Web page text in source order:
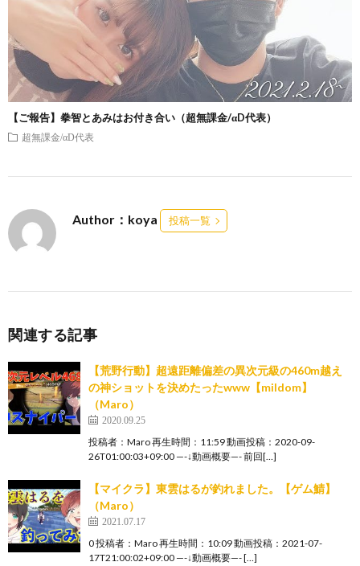
【ご報告】拳智とあみはお付き合い（超無課金/αD代表）
超無課金/αD代表
Author：koya 投稿一覧
関連する記事
【荒野行動】超遠距離偏差の異次元級の460m越え
の神ショットを決めたったwww【mildom】
（Maro）
2020.09.25
投稿者：Maro 再生時間：11:59 動画投稿：2020-09-
26T01:00:03+09:00 —-↓動画概要—- 前回[…]
【マイクラ】東雲はるが釣れました。【ゲム鯖】
（Maro）
2021.07.17
0 投稿者：Maro 再生時間：10:09 動画投稿：2021-07-
17T21:00:02+09:00 —-↓動画概要—- […]